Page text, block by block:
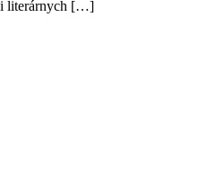
literárnych […]